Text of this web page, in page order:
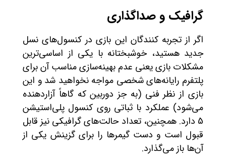
گرافیک و صداگذاری
اگر از تجربه کنندگان این بازی در کنسول‌های نسل
جدید هستید، خوشبختانه با یکی از اساسی‌ترین
مشکلات بازی یعنی عدم بهینه‌سازی مناسب آن برای
پلتفرم رایانه‌های شخصی مواجه نخواهید شد و این
بازی از نظر فنی (به جز دوربین که گاهاً آزاردهنده
می‌شود) عملکرد با ثباتی روی کنسول پلی‌استیشن
5 دارد. همچنین، تعداد حالت‌های گرافیکی نیز قابل
قبول است و دست گیمرها را برای گزینش یکی از
آن‌ها باز می‌گذارد.